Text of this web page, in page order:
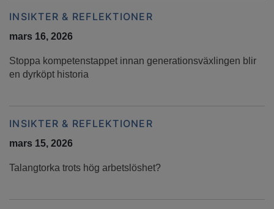
INSIKTER & REFLEKTIONER
mars 16, 2026
Stoppa kompetenstappet innan generationsväxlingen blir
en dyrköpt historia
INSIKTER & REFLEKTIONER
mars 15, 2026
Talangtorka trots hög arbetslöshet?